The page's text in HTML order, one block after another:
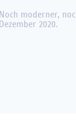
Noch moderner,
Dezember 2020.